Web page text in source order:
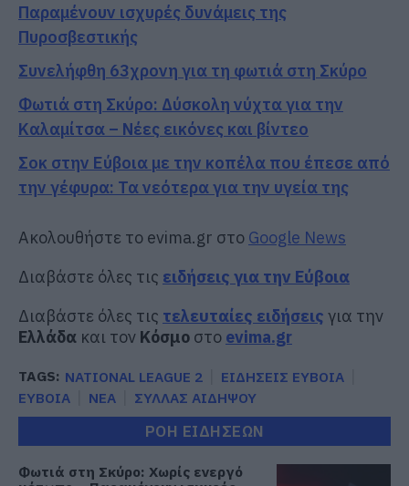
Παραμένουν ισχυρές δυνάμεις της
Πυροσβεστικής
Συνελήφθη 63χρονη για τη φωτιά στη Σκύρο
Φωτιά στη Σκύρο: Δύσκολη νύχτα για την
Καλαμίτσα – Νέες εικόνες και βίντεο
Σοκ στην Εύβοια με την κοπέλα που έπεσε από
την γέφυρα: Τα νεότερα για την υγεία της
Ακολουθήστε το evima.gr στο Google News
Διαβάστε όλες τις ειδήσεις για την Εύβοια
Διαβάστε όλες τις τελευταίες ειδήσεις για την
Ελλάδα και τον Κόσμο στο evima.gr
TAGS: NATIONAL LEAGUE 2
ΕΙΔΗΣΕΙΣ ΕΥΒΟΙΑ
ΕΥΒΟΙΑ
ΝΕΑ ΣΥΛΛΑΣ ΑΙΔΗΨΟΥ
ΡΟΗ ΕΙΔΗΣΕΩΝ
Φωτιά στη Σκύρο: Χωρίς ενεργό